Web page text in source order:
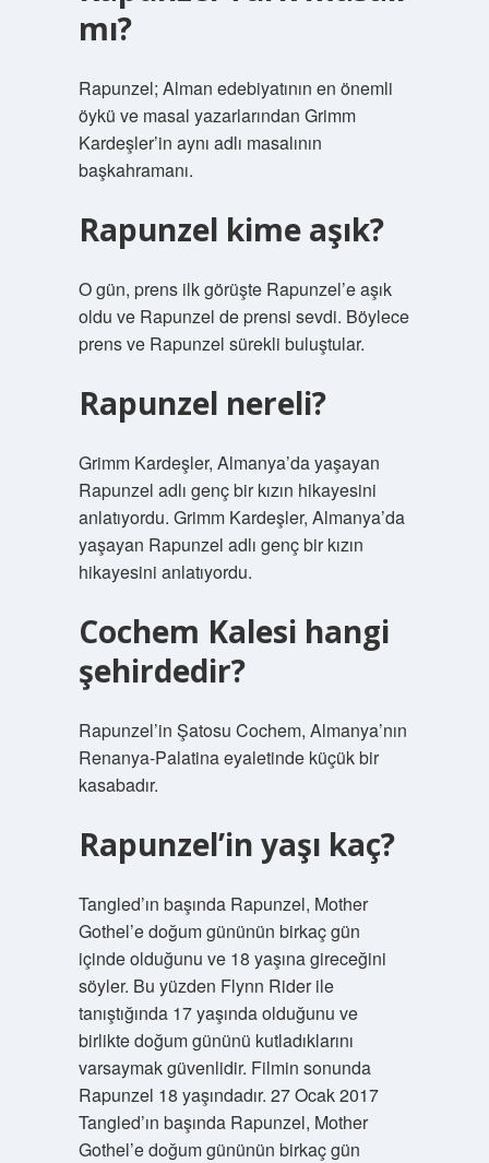
mı?
Rapunzel; Alman edebiyatının en önemli
öykü ve masal yazarlarından Grimm
Kardeşler’in aynı adlı masalının
başkahramanı.
Rapunzel kime aşık?
O gün, prens ilk görüşte Rapunzel’e aşık
oldu ve Rapunzel de prensi sevdi. Böylece
prens ve Rapunzel sürekli buluştular.
Rapunzel nereli?
Grimm Kardeşler, Almanya’da yaşayan
Rapunzel adlı genç bir kızın hikayesini
anlatıyordu. Grimm Kardeşler, Almanya’da
yaşayan Rapunzel adlı genç bir kızın
hikayesini anlatıyordu.
Cochem Kalesi hangi
şehirdedir?
Rapunzel’in Şatosu Cochem, Almanya’nın
Renanya-Palatina eyaletinde küçük bir
kasabadır.
Rapunzel’in yaşı kaç?
Tangled’ın başında Rapunzel, Mother
Gothel’e doğum gününün birkaç gün
içinde olduğunu ve 18 yaşına gireceğini
söyler. Bu yüzden Flynn Rider ile
tanıştığında 17 yaşında olduğunu ve
birlikte doğum gününü kutladıklarını
varsaymak güvenlidir. Filmin sonunda
Rapunzel 18 yaşındadır. 27 Ocak 2017
Tangled’ın başında Rapunzel, Mother
Gothel’e doğum gününün birkaç gün